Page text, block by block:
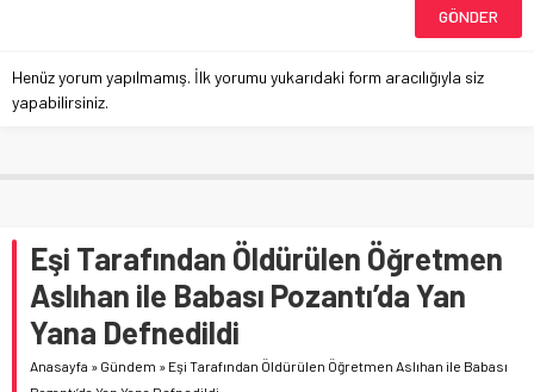
Henüz yorum yapılmamış. İlk yorumu yukarıdaki form aracılığıyla siz
yapabilirsiniz.
Eşi Tarafından Öldürülen Öğretmen
Aslıhan ile Babası Pozantı’da Yan
Yana Defnedildi
Anasayfa » Gündem » Eşi Tarafından Öldürülen Öğretmen Aslıhan ile Babası